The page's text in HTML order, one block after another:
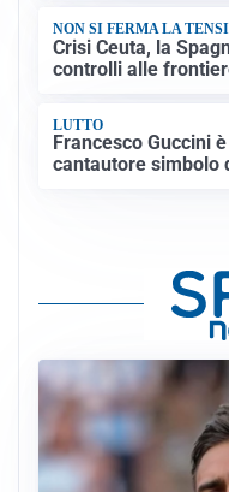
NON SI FERMA LA
Crisi Ceuta, la
controlli alle
LUTTO
Francesco Guccini
cantautore simbolo